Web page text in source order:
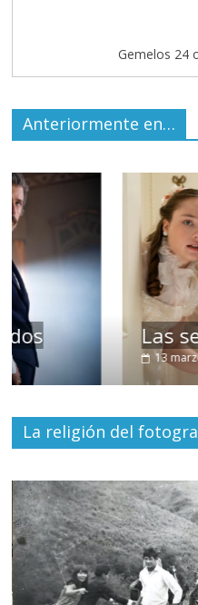
Gemelos 24
Anteriormente en…
Las series-
Julio
La religión del